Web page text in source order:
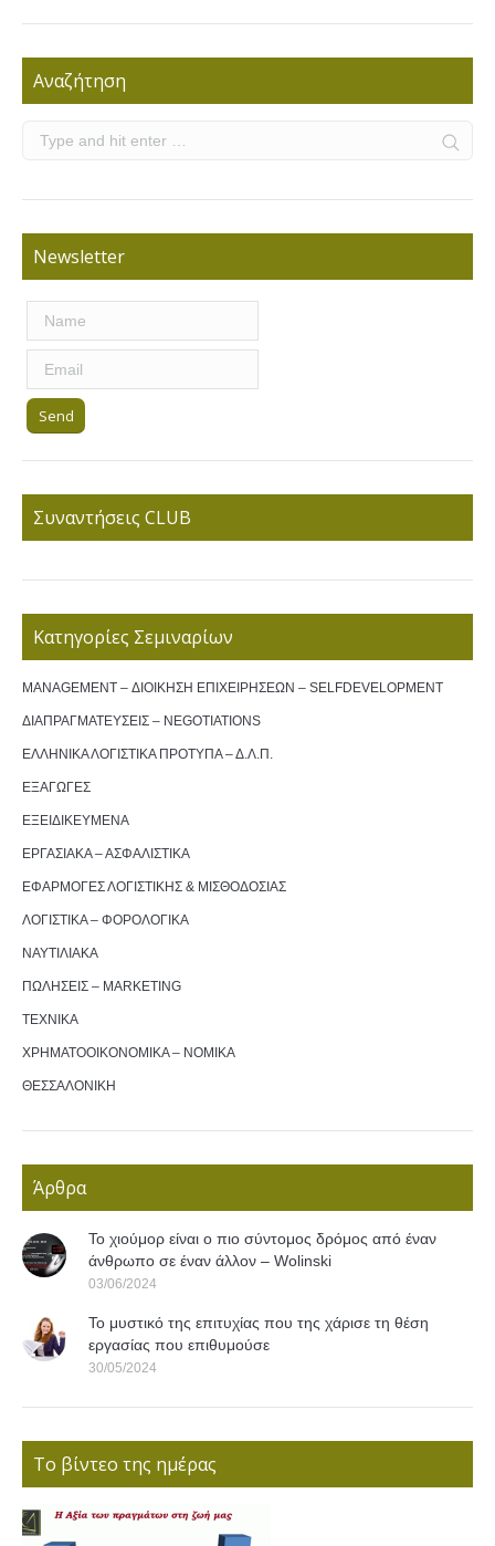
Αναζήτηση
Newsletter
Συναντήσεις CLUB
Κατηγορίες Σεμιναρίων
MANAGEMENT – ΔΙΟΙΚΗΣΗ ΕΠΙΧΕΙΡΗΣΕΩΝ – SELFDEVELOPMENT
ΔΙΑΠΡΑΓΜΑΤΕΥΣΕΙΣ – NEGOTIATIONS
ΕΛΛΗΝΙΚΑ ΛΟΓΙΣΤΙΚΑ ΠΡΟΤΥΠΑ – Δ.Λ.Π.
ΕΞΑΓΩΓΕΣ
ΕΞΕΙΔΙΚΕΥΜΕΝΑ
ΕΡΓΑΣΙΑΚΑ – ΑΣΦΑΛΙΣΤΙΚΑ
ΕΦΑΡΜΟΓΕΣ ΛΟΓΙΣΤΙΚΗΣ & ΜΙΣΘΟΔΟΣΙΑΣ
ΛΟΓΙΣΤΙΚΑ – ΦΟΡΟΛΟΓΙΚΑ
ΝΑΥΤΙΛΙΑΚΑ
ΠΩΛΗΣΕΙΣ – MARKETING
ΤΕΧΝΙΚΑ
ΧΡΗΜΑΤΟΟΙΚΟΝΟΜΙΚΑ – ΝΟΜΙΚΑ
ΘΕΣΣΑΛΟΝΙΚΗ
Άρθρα
Το χιούμορ είναι ο πιο σύντομος δρόμος από έναν
άνθρωπο σε έναν άλλον – Wolinski
03/06/2024
Το μυστικό της επιτυχίας που της χάρισε τη θέση
εργασίας που επιθυμούσε
30/05/2024
Το βίντεο της ημέρας